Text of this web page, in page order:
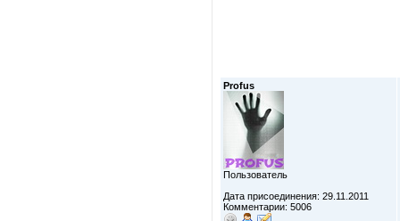
Profus
Пользователь
Дата присоединения: 29.11.2011
Комментарии: 5006